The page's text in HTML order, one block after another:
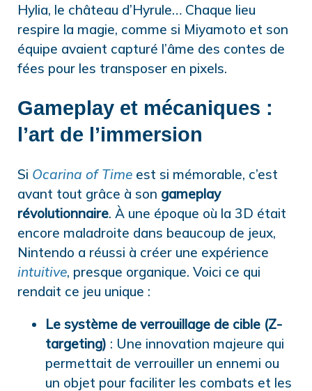
Hylia, le château d’Hyrule… Chaque lieu
respire la magie, comme si Miyamoto et son
équipe avaient capturé l’âme des contes de
fées pour les transposer en pixels.
Gameplay et mécaniques :
l’art de l’immersion
Si Ocarina of Time est si mémorable, c’est
avant tout grâce à son gameplay
révolutionnaire. À une époque où la 3D était
encore maladroite dans beaucoup de jeux,
Nintendo a réussi à créer une expérience
intuitive, presque organique. Voici ce qui
rendait ce jeu unique :
Le système de verrouillage de cible (Z-
targeting) : Une innovation majeure qui
permettait de verrouiller un ennemi ou
un objet pour faciliter les combats et les